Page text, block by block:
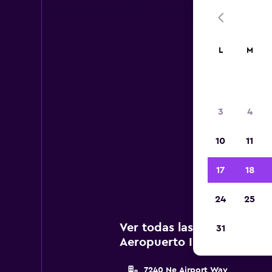
A
Ver todas las agencias de
Aeropuerto Internacional
7240 Ne Airport Way
L M
3 4
10 11
17 18
24 25
31